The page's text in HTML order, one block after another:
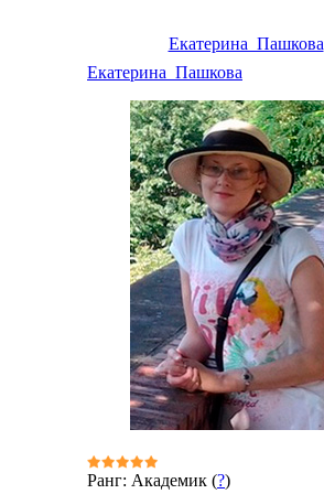
Екатерина_Пашкова
Екатерина_Пашкова
Ранг: Академик (?)